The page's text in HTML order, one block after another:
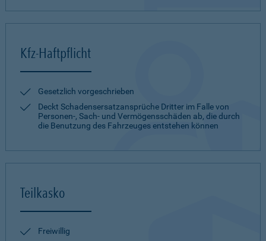
Kfz-Haftpflicht
Gesetzlich vorgeschrieben
Deckt Schadensersatzansprüche Dritter im Falle von
Personen-, Sach- und Vermögensschäden ab, die durch
die Benutzung des Fahrzeuges entstehen können
Teilkasko
Freiwillig